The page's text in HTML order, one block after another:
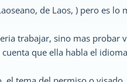
de Laos, ) pero es lo
trabajar, sino mas probar
que ella habla el